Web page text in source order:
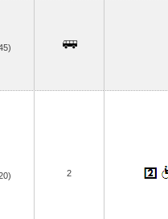
2